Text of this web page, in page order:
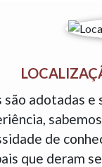
adotadas e
de
que deram